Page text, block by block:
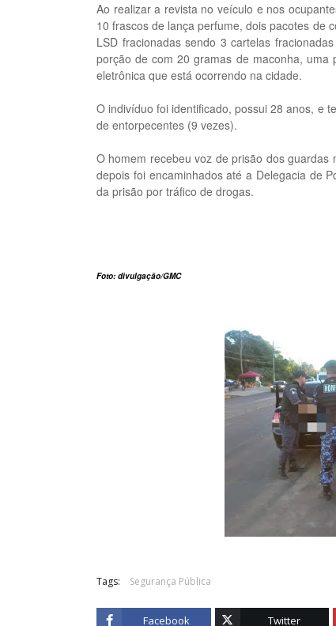
Ao realizar a revista no veículo e nos
10 frascos de lança perfume, dois pacotes de
LSD fracionadas sendo 3 cartelas
porção de com 20 gramas de maconha,
eletrônica que está ocorrendo na cidade.
O indivíduo foi identificado, possui 28 anos, e
de entorpecentes (9 vezes).
O homem recebeu voz de prisão dos
depois foi encaminhados até a Delegacia de
da prisão por tráfico de drogas.
Foto: divulgação/GMC
Tags: Segurança Pública
Facebook Twitter